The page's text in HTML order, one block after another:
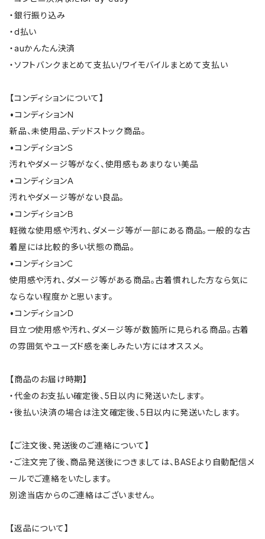
・銀行振り込み
・d払い
・auかんたん決済
・ソフトバンクまとめて支払い/ワイモバイルまとめて支払い
【コンディションについて】
•コンディションＮ
新品、未使用品、デッドストック商品。
•コンディションＳ
汚れやダメージ等がなく、使用感もあまりない美品
•コンディションＡ
汚れやダメージ等がない良品。
•コンディションＢ
軽微な使用感や汚れ、ダメージ等が一部にある商品。一般的な古
着屋には比較的多い状態の商品。
•コンディションＣ
使用感や汚れ、ダメージ等がある商品。古着慣れした方なら気に
ならない程度かと思います。
•コンディションＤ
目立つ使用感や汚れ、ダメージ等が数箇所に見られる商品。古着
の雰囲気やユーズド感を楽しみたい方にはオススメ。
【商品のお届け時期】
・代金のお支払い確定後、5日以内に発送いたします。
・後払い決済の場合は注文確定後、5日以内に発送いたします。
【ご注文後、発送後のご連絡について】
・ご注文完了後、商品発送後につきましては、BASEより自動配信メ
ールでご連絡をいたします。
別途当店からのご連絡はございません。
【返品について】